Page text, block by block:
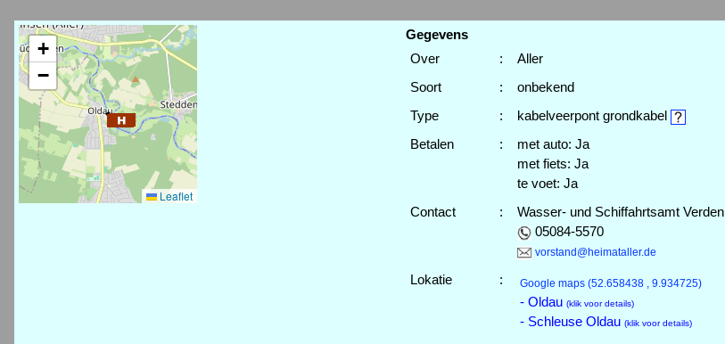
+
−
Leaflet
Gegevens
Over
:
Aller
Soort
:
onbekend
Type
:
kabelveerpont grondkabel
Betalen
:
met auto: Ja
met fiets: Ja
te voet: Ja
Contact
:
Wasser- und Schiffahrtsamt Verden
05084-5570
vorstand@heimataller.de
Lokatie : Google maps (52.658438 , 9.934725)
- Oldau (klik voor details)
- Schleuse Oldau (klik voor details)